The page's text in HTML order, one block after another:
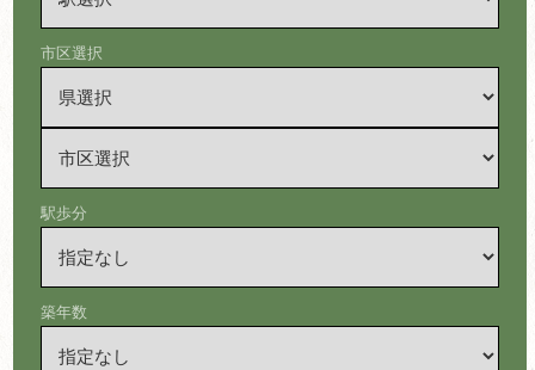
市区選択
駅歩分
築年数